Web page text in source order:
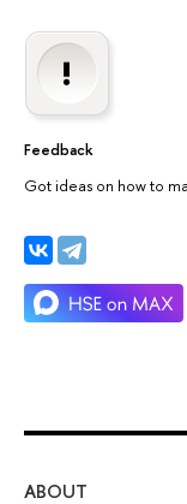
Feedback
Got ideas on how to
ABOUT